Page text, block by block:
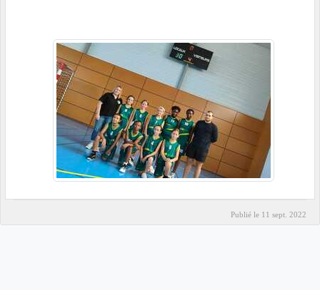
Publié le 11 sept. 2022